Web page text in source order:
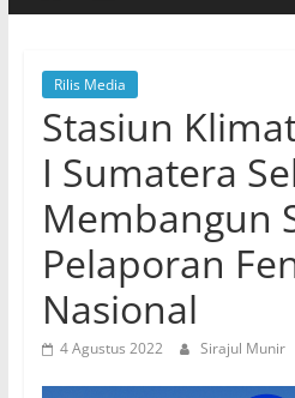
Koordinator
BMKG
Sumatera
Selatan
Rilis Media
Stasiun
I Sumatera
Membangun
Pelaporan
Nasional
4 Agustus 2022 Sirajul Munir